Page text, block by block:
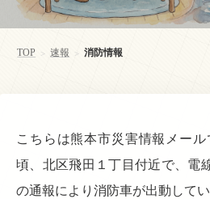
TOP > 速報 > 消防情報
こちらは熊本市災害情報メール
頃、北区飛田１丁目付近で、電
の通報により消防車が出動してい